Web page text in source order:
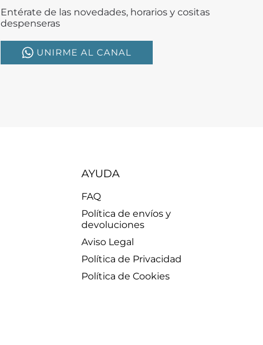
Entérate de las novedades, horarios y cositas
despenseras
UNIRME AL CANAL
AYUDA
FAQ
Política de envíos y
devoluciones
Aviso Legal
Política de Privacidad
Política de Cookies